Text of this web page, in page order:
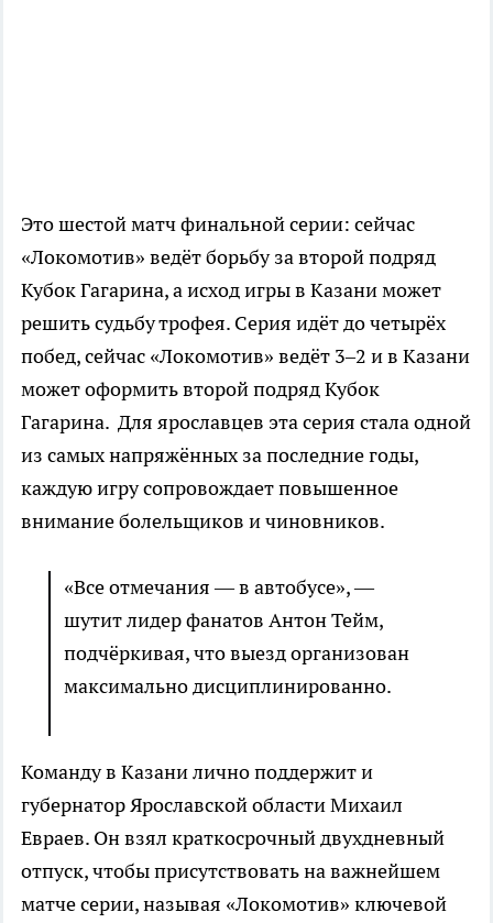
Это шестой матч финальной серии: сейчас
«Локомотив» ведёт борьбу за второй подряд
Кубок Гагарина, а исход игры в Казани может
решить судьбу трофея. Серия идёт до четырёх
побед, сейчас «Локомотив» ведёт 3–2 и в Казани
может оформить второй подряд Кубок
Гагарина. Для ярославцев эта серия стала одной
из самых напряжённых за последние годы,
каждую игру сопровождает повышенное
внимание болельщиков и чиновников.
«Все отмечания — в автобусе», —
шутит лидер фанатов Антон Тейм,
подчёркивая, что выезд организован
максимально дисциплинированно.
Команду в Казани лично поддержит и
губернатор Ярославской области Михаил
Евраев. Он взял краткосрочный двухдневный
отпуск, чтобы присутствовать на важнейшем
матче серии, называя «Локомотив» ключевой